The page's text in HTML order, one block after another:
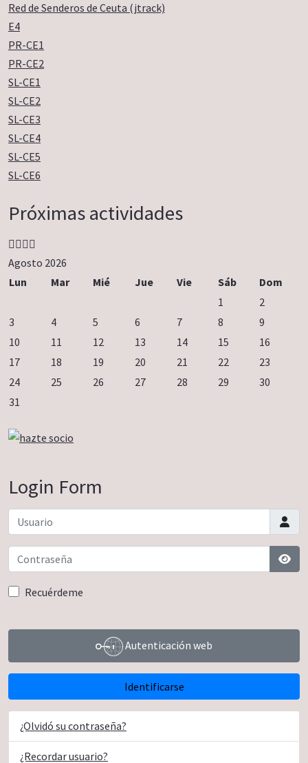
Red de Senderos de Ceuta (jtrack)
E4
PR-CE1
PR-CE2
SL-CE1
SL-CE2
SL-CE3
SL-CE4
SL-CE5
SL-CE6
Próximas actividades
anterior
anterior
año
mes
Agosto 2026
Lun
Mar Mié Jue Vie Sáb
Dom
1
2
3
4 5 6 7 8
9
10
11 12 13 14 15
16
17
18 19 20 21 22
23
24
25 26 27 28 29
30
31
Login Form
Usuario
Contraseña
Recuérdeme
Autenticación web
Identificarse
¿Olvidó su contraseña?
¿Recordar usuario?